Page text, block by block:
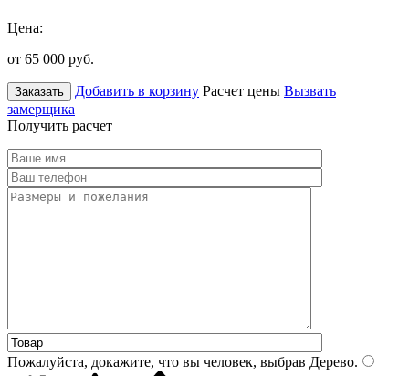
Цена:
от 65 000 руб.
Заказать Добавить в корзину Расчет цены Вызвать
замерщика
Получить расчет
Пожалуйста, докажите, что вы человек, выбрав Дерево.